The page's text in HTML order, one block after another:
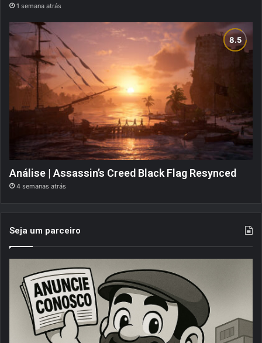
1 semana atrás
Análise | Assassin’s Creed Black Flag Resynced
4 semanas atrás
Seja um parceiro